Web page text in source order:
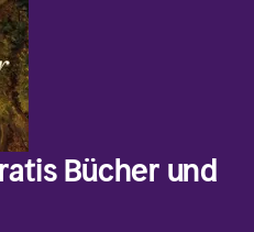
Bücher und